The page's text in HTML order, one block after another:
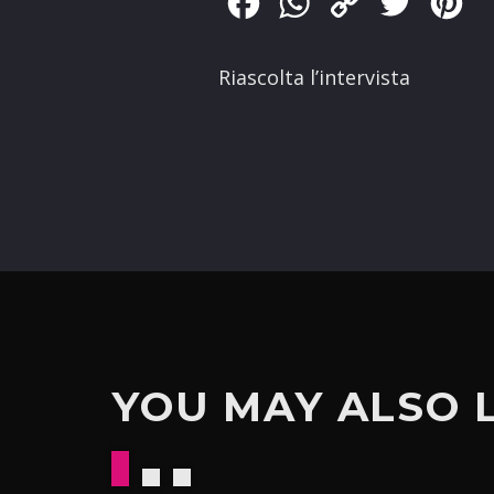
Riascolta l’intervista
YOU MAY ALSO